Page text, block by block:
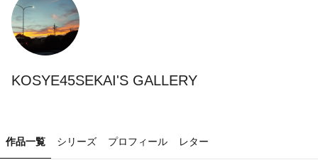
KOSYE45SEKAI'S GALLERY
作品一覧 シリーズ プロフィール レター